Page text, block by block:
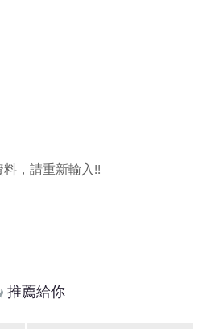
料，請重新輸入!!
推薦給你